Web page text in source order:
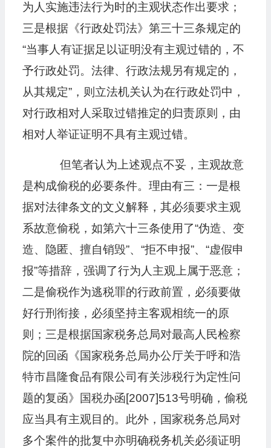
为人实施违法行为时的主观状态作出要求；
三是根据《行政处罚法》第三十三条规定的
“当事人有证据足以证明没有主观过错的，不
予行政处罚。法律、行政法规另有规定的，
从其规定”，则立法机关认为在行政处罚中，
对行政相对人采取过错推定的归责原则，由
相对人举证证明不具有主观过错。
但笔者认为上述观点不妥，主观故意
是构成偷税的必要条件。理由有三：一是根
据对法律条文的文义解释，其必须要求主观
系故意偷税，如第六十三条使用了“伪造、变
造、隐匿、擅自销毁”、“拒不申报”、“虚假申
报”等措辞，强调了行为人主观上属于恶意；
二是偷税作为逃税罪的行政前置，必须要做
好行刑衔接，必须坚持主客观相统一的原
则；三是根据国家税务总局对最高人民检察
院的回函《国家税务总局办公厅关于呼和浩
特市昌隆食品有限公司有关涉税行为定性问
题的复函》国税办函[2007]513号明确，偷税
应当具有主观目的。此外，国家税务总局对
多个案件的批复中亦明确税务机关必须证明